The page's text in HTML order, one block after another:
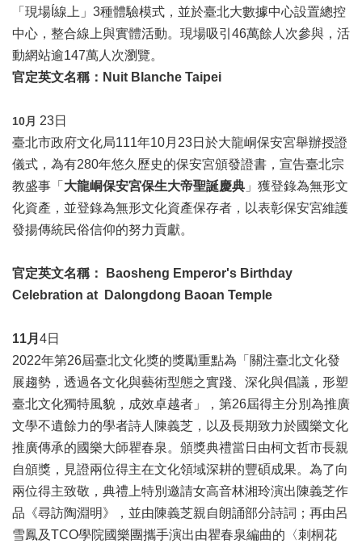
易
讀
專
區
平
臺
專
區
常
見
臺
市
政
政
府
公
開
資
訊
著
作
「現場Í線上」3種體驗模式，並於臺北大數據中心設置總控
中心，整合線上與實體活動。現場吸引46萬餘人次參與，活
動網站逾147萬人次瀏覽。
官定英文名稱：Nuit Blanche Taipei
10月 23日
臺北市政府文化局111年10月23日於大龍峒保安宮舉辦授證
儀式，為有280年悠久歷史的保安宮頒發證書，宣告臺北宗
教盛事「 大龍峒保安宮保生大帝聖誕慶典 」獲登錄為無形文
化資產，並登錄為無形文化資產保存者，以表彰保安宮維護
發揚傳統民俗信仰的努力貢獻。
官定英文名稱： Baosheng Emperor's Birthday
Celebration at Dalongdong Baoan Temple
11月 4日
2022年第26屆臺北文化獎的獎勵重點為「關注臺北文化發
展趨勢，透過各文化與藝術型態之實踐、深化與倡議，形塑
臺北文化獨特風貌，成效卓越者」，第26屆得主分別為推廣
文學不遺餘力的學者詩人陳義芝，以及長期致力於國樂文化
推廣傳承的國樂大師瞿春泉。頒獎典禮當日由柯文哲市長親
自頒獎，見證兩位得主在文化領域深耕的豐碩成果。為了向
兩位得主致敬，典禮上特別邀請女高音林湘玲演出陳義芝作
品《尋訪陶淵明》，並由陳義芝親自朗誦部分詩詞；再由呂
雪鳳及TCO學院國樂團攜手演出由瞿春泉編曲的〈刺桐花